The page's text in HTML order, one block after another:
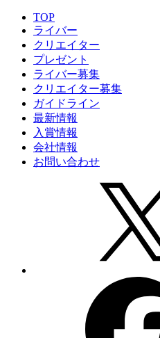
TOP
ライバー
クリエイター
プレゼント
ライバー募集
クリエイター募集
ガイドライン
最新情報
入賞情報
会社情報
お問い合わせ